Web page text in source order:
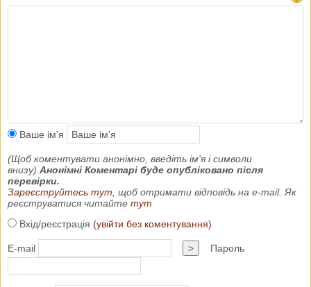
Ваше ім'я
(Щоб коментувати анонімно, введіть ім'я і символи
внизу). Анонімні Коментарі буде опубліковано після
перевірки.
Зареєструйтесь тут , щоб отримати відповідь на e-mail. Як
реєструватися читайте тут
Вхід/реєстрація (увійти без коментування)
E-mail > Пароль